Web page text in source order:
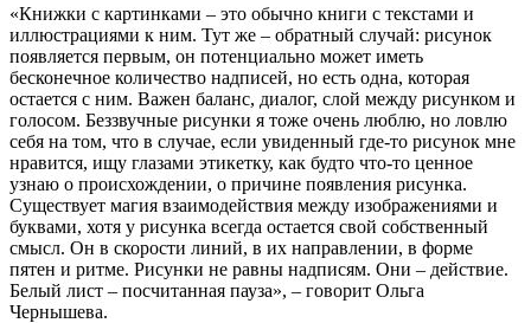
«Книжки с картинками – это обычно книги с текстами и
иллюстрациями к ним. Тут же – обратный случай: рисунок
появляется первым, он потенциально может иметь
бесконечное количество надписей, но есть одна, которая
остается с ним. Важен баланс, диалог, слой между рисунком и
голосом. Беззвучные рисунки я тоже очень люблю, но ловлю
себя на том, что в случае, если увиденный где-то рисунок мне
нравится, ищу глазами этикетку, как будто что-то ценное
узнаю о происхождении, о причине появления рисунка.
Существует магия взаимодействия между изображениями и
буквами, хотя у рисунка всегда остается свой собственный
смысл. Он в скорости линий, в их направлении, в форме
пятен и ритме. Рисунки не равны надписям. Они – действие.
Белый лист – посчитанная пауза», – говорит Ольга
Чернышева.